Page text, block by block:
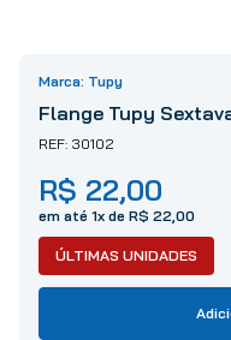
Tupy
Flange Tupy
30102
R$ 22,00
em até 1x de R$ 22 00
ÚLTIMAS UNIDADES